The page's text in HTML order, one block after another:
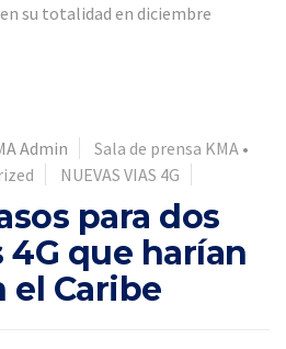
su totalidad en diciembre
Admin Sala de prensa KMA •
NUEVAS VIAS 4G
para dos
4G que harían
el Caribe